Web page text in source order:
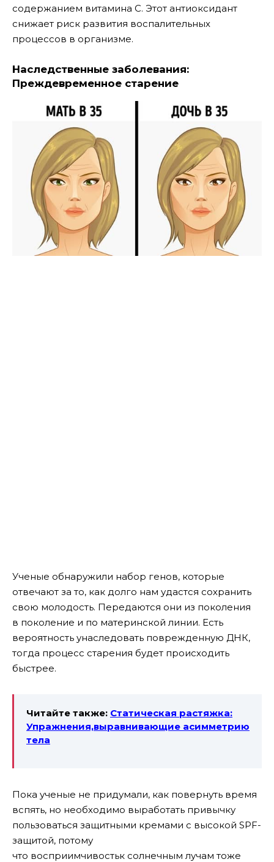
содержанием витамина С. Этот антиоксидант
снижает риск развития воспалительных
процессов в организме.
Наследственные заболевания:
Преждевременное старение
Ученые обнаружили набор генов, которые
отвечают за то, как долго нам удастся сохранить
свою молодость. Передаются они из поколения
в поколение и по материнской линии. Есть
вероятность унаследовать поврежденную ДНК,
тогда процесс старения будет происходить
быстрее.
Читайте также: Статическая растяжка:
Упражнения,выравнивающие асимметрию
тела
Пока ученые не придумали, как повернуть время
вспять, но необходимо выработать привычку
пользоваться защитными кремами с высокой SPF-
защитой, потому
что восприимчивостьк солнечным лучам тоже